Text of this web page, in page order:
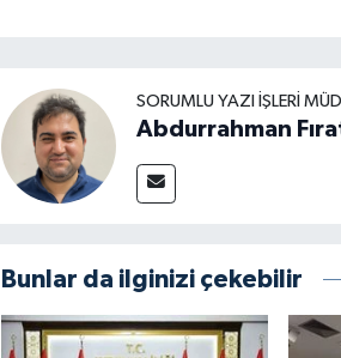
SORUMLU YAZI İŞLERI
Abdurrahman
Bunlar da ilginizi çekebilir